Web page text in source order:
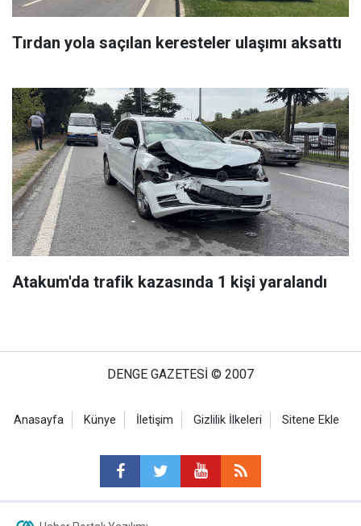
Tırdan yola saçılan keresteler ulaşımı aksattı
Atakum'da trafik kazasında 1 kişi yaralandı
DENGE GAZETESİ © 2007
Anasayfa Künye İletişim Gizlilik İlkeleri Sitene Ekle